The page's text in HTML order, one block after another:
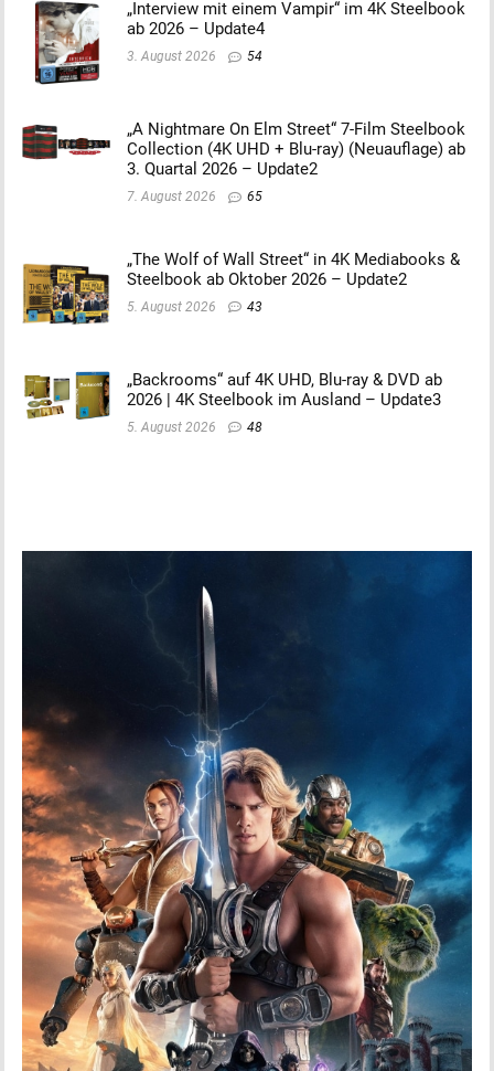
„Interview mit einem Vampir“ im 4K Steelbook
ab 2026 – Update4
3. August 2026 54
„A Nightmare On Elm Street“ 7-Film Steelbook
Collection (4K UHD + Blu-ray) (Neuauflage) ab
3. Quartal 2026 – Update2
7. August 2026 65
„The Wolf of Wall Street“ in 4K Mediabooks &
Steelbook ab Oktober 2026 – Update2
5. August 2026 43
„Backrooms“ auf 4K UHD, Blu-ray & DVD ab
2026 | 4K Steelbook im Ausland – Update3
5. August 2026 48